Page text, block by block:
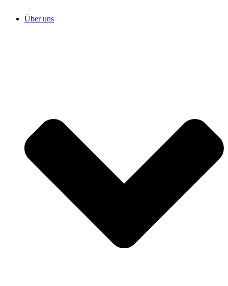
Über uns